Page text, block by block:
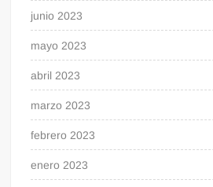
junio 2023
mayo 2023
abril 2023
marzo 2023
febrero 2023
enero 2023